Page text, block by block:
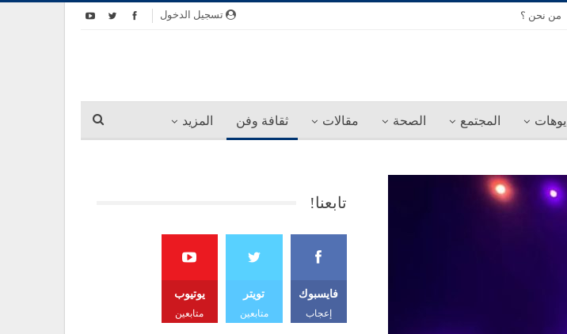
تسجيل الدخول من نحن ؟
المجتمع الصحة مقالات ثقافة وفن المزيد
تابعنا!
فايسبوك
إعجاب
تويتر
متابعين
يوتيوب
متابعين